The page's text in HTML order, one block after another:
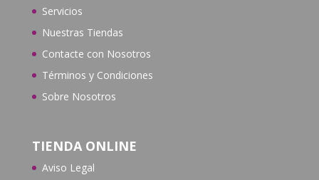
Servicios
Nuestras Tiendas
Contacte con Nosotros
Términos y Condiciones
Sobre Nosotros
TIENDA ONLINE
Aviso Legal